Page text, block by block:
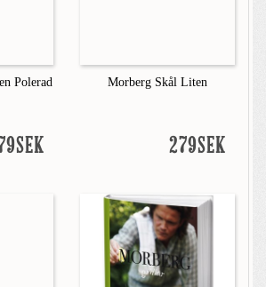
Polerad Morberg Skål Liten
279SEK